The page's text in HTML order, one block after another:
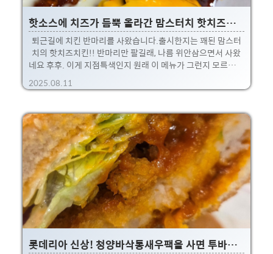
핫소스에 치즈가 듬뿍 올라간 맘스터치 핫치즈치킨
퇴근길에 치킨 반마리를 사왔습니다.출시한지는 꽤된 맘스터
치의 핫치즈치킨!! 반마리만 팔길래, 나름 위안삼으면서 사왔
네요 후후. 이게 지점특색인지 원래 이 메뉴가 그런지 모르겠는
데,양념 하나는 아끼지 않고 진짜 많이 넣주더라구요. 치즈소스
도 부담스러울정도로 잔뜩 뿌려주는데,뻑뻑살도 양념에 찍어
치킨보다 소스가 더 많이 올라간 듯 합니다 ㅋ자, 그럼 사진으
로 맛나봅시다!
2025.08.11
롯데리아 신상! 청양바삭통새우팩을 사면 투바투 포스트 카드를 준데요!